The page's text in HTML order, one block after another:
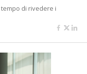
di rivedere i